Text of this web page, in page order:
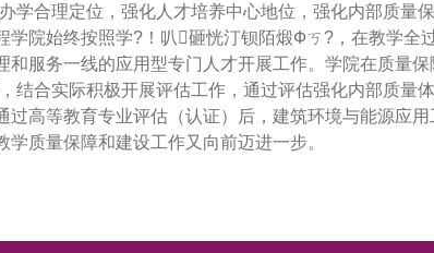
学合理定位，强化人才培养中心地位，强化内部质量
学院始终按照学?！叭砸恍汀钡陌煅Фㄎ?，在教学全
和服务一线的应用型专门人才开展工作。学院在质量
结合实际积极开展评估工作，通过评估强化内部质量
过高等教育专业评估（认证）后，建筑环境与能源应
学质量保障和建设工作又向前迈进一步。